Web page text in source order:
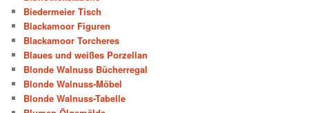
Biedermeier Tisch
Blackamoor Figuren
Blackamoor Torcheres
Blaues und weißes Porzellan
Blonde Walnuss Bücherregal
Blonde Walnuss-Möbel
Blonde Walnuss-Tabelle